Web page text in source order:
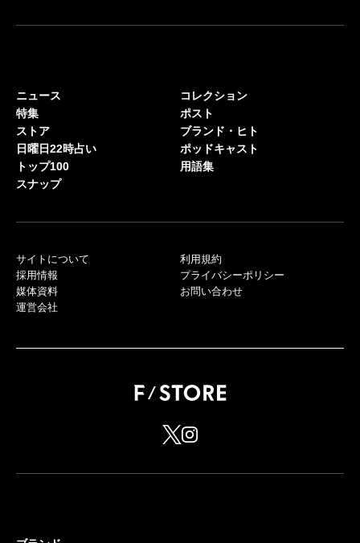
ニュース
特集
ストア
日曜日22時占い
トップ100
スナップ
コレクション
ポスト
ブランド・ヒト
ポッドキャスト
用語集
サイトについて
採用情報
媒体資料
運営会社
利用規約
プライバシーポリシー
お問い合わせ